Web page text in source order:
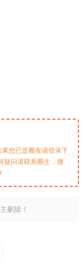
您已是圈友请登录下
疑问请联系圈主，微
删除！